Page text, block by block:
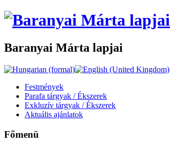
Baranyai Márta lapjai
Festmények
Parafa tárgyak / Ékszerek
Exkluzív tárgyak / Ékszerek
Aktuális ajánlatok
Főmenü